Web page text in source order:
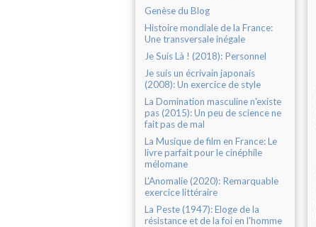
Genèse du Blog
Histoire mondiale de la France:
Une transversale inégale
Je Suis Là ! (2018): Personnel
Je suis un écrivain japonais
(2008): Un exercice de style
La Domination masculine n'existe
pas (2015): Un peu de science ne
fait pas de mal
La Musique de film en France: Le
livre parfait pour le cinéphile
mélomane
L'Anomalie (2020): Remarquable
exercice littéraire
La Peste (1947): Eloge de la
résistance et de la foi en l'homme